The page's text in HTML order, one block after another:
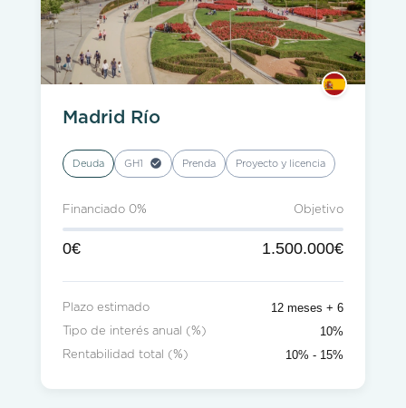
Madrid Río
Deuda GH1 Prenda Proyecto y licencia
Financiado 0% Objetivo
0€ 1.500.000€
Plazo estimado 12 meses + 6
Tipo de interés anual (%) 10%
Rentabilidad total (%) 10% - 15%